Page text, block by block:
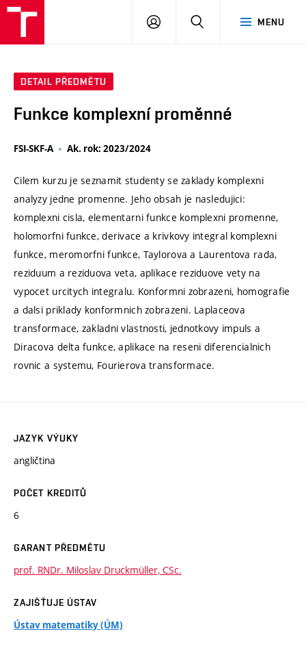
MENU
PŘIHLÁSIT
DETAIL PŘEDMĚTU
Funkce komplexní proměnné
FSI-SKF-A Ak. rok: 2023/2024
Cilem kurzu je seznamit studenty se zaklady komplexni
analyzy jedne promenne. Jeho obsah je nasledujici:
komplexni cisla, elementarni funkce komplexni promenne,
holomorfni funkce, derivace a krivkovy integral komplexni
funkce, meromorfni funkce, Taylorova a Laurentova rada,
reziduum a reziduova veta, aplikace reziduove vety na
vypocet urcitych integralu. Konformni zobrazeni, homografie
a dalsi priklady konformnich zobrazeni. Laplaceova
transformace, zakladni vlastnosti, jednotkovy impuls a
Diracova delta funkce, aplikace na reseni diferencialnich
rovnic a systemu, Fourierova transformace.
JAZYK VÝUKY
angličtina
POČET KREDITŮ
6
GARANT PŘEDMĚTU
prof. RNDr. Miloslav Druckmüller, CSc.
ZAJIŠŤUJE ÚSTAV
Ústav matematiky (ÚM)